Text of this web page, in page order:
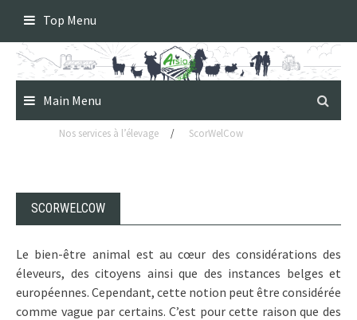
content
Top Menu
Main Menu
Nos services à l’élevage / ScorWelCow
SCORWELCOW
Le bien-être animal est au cœur des considérations des
éleveurs, des citoyens ainsi que des instances belges et
européennes. Cependant, cette notion peut être considérée
comme vague par certains. C’est pour cette raison que des